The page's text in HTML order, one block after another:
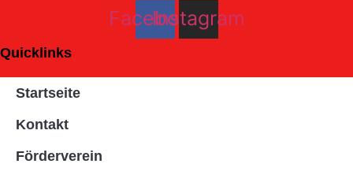
Facebook
Instagram
Quicklinks
Startseite
Kontakt
Förderverein